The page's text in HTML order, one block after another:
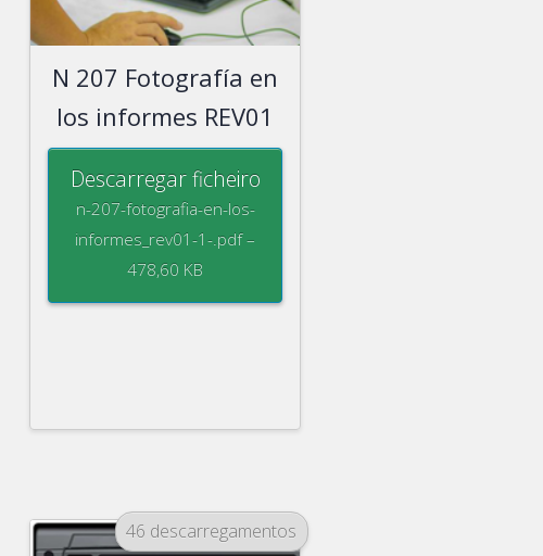
N 207 Fotografía en
los informes REV01
Descarregar ficheiro
n-207-fotografia-en-los-
informes_rev01-1-.pdf –
478,60 KB
46 descarregamentos